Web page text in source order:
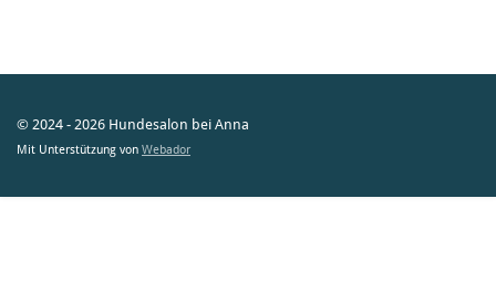
© 2024 - 2026 Hundesalon bei Anna
Mit Unterstützung von Webador